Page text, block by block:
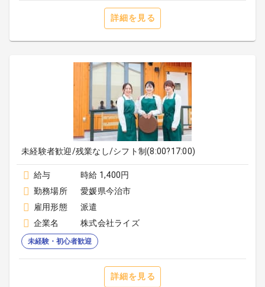
詳細を見る
未経験者歓迎/残業なし/シフト制(8:00?17:00)
給与
時給 1,400円
勤務場所
愛媛県今治市
雇用形態
派遣
企業名
株式会社ライズ
未経験・初心者歓迎
詳細を見る